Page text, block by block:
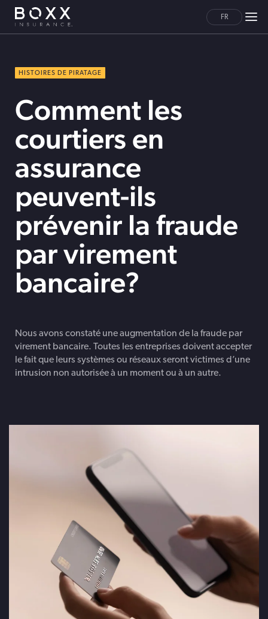
FR
HISTOIRES DE PIRATAGE
Comment les
courtiers en
assurance
peuvent-ils
prévenir la fraude
par virement
bancaire?
Nous avons constaté une augmentation de la fraude par
virement bancaire. Toutes les entreprises doivent accepter
le fait que leurs systèmes ou réseaux seront victimes d’une
intrusion non autorisée à un moment ou à un autre.